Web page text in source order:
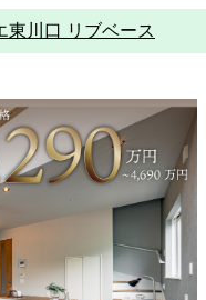
東川口 リブベース